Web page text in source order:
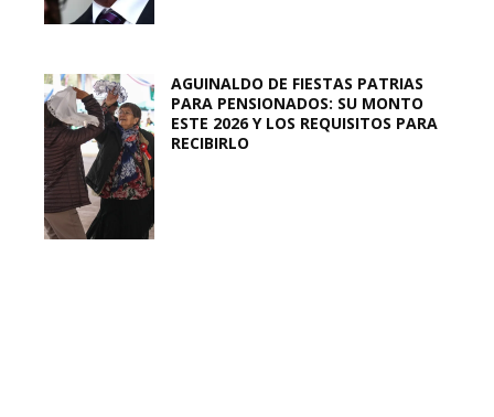
AGUINALDO DE FIESTAS PATRIAS
PARA PENSIONADOS: SU MONTO
ESTE 2026 Y LOS REQUISITOS PARA
RECIBIRLO